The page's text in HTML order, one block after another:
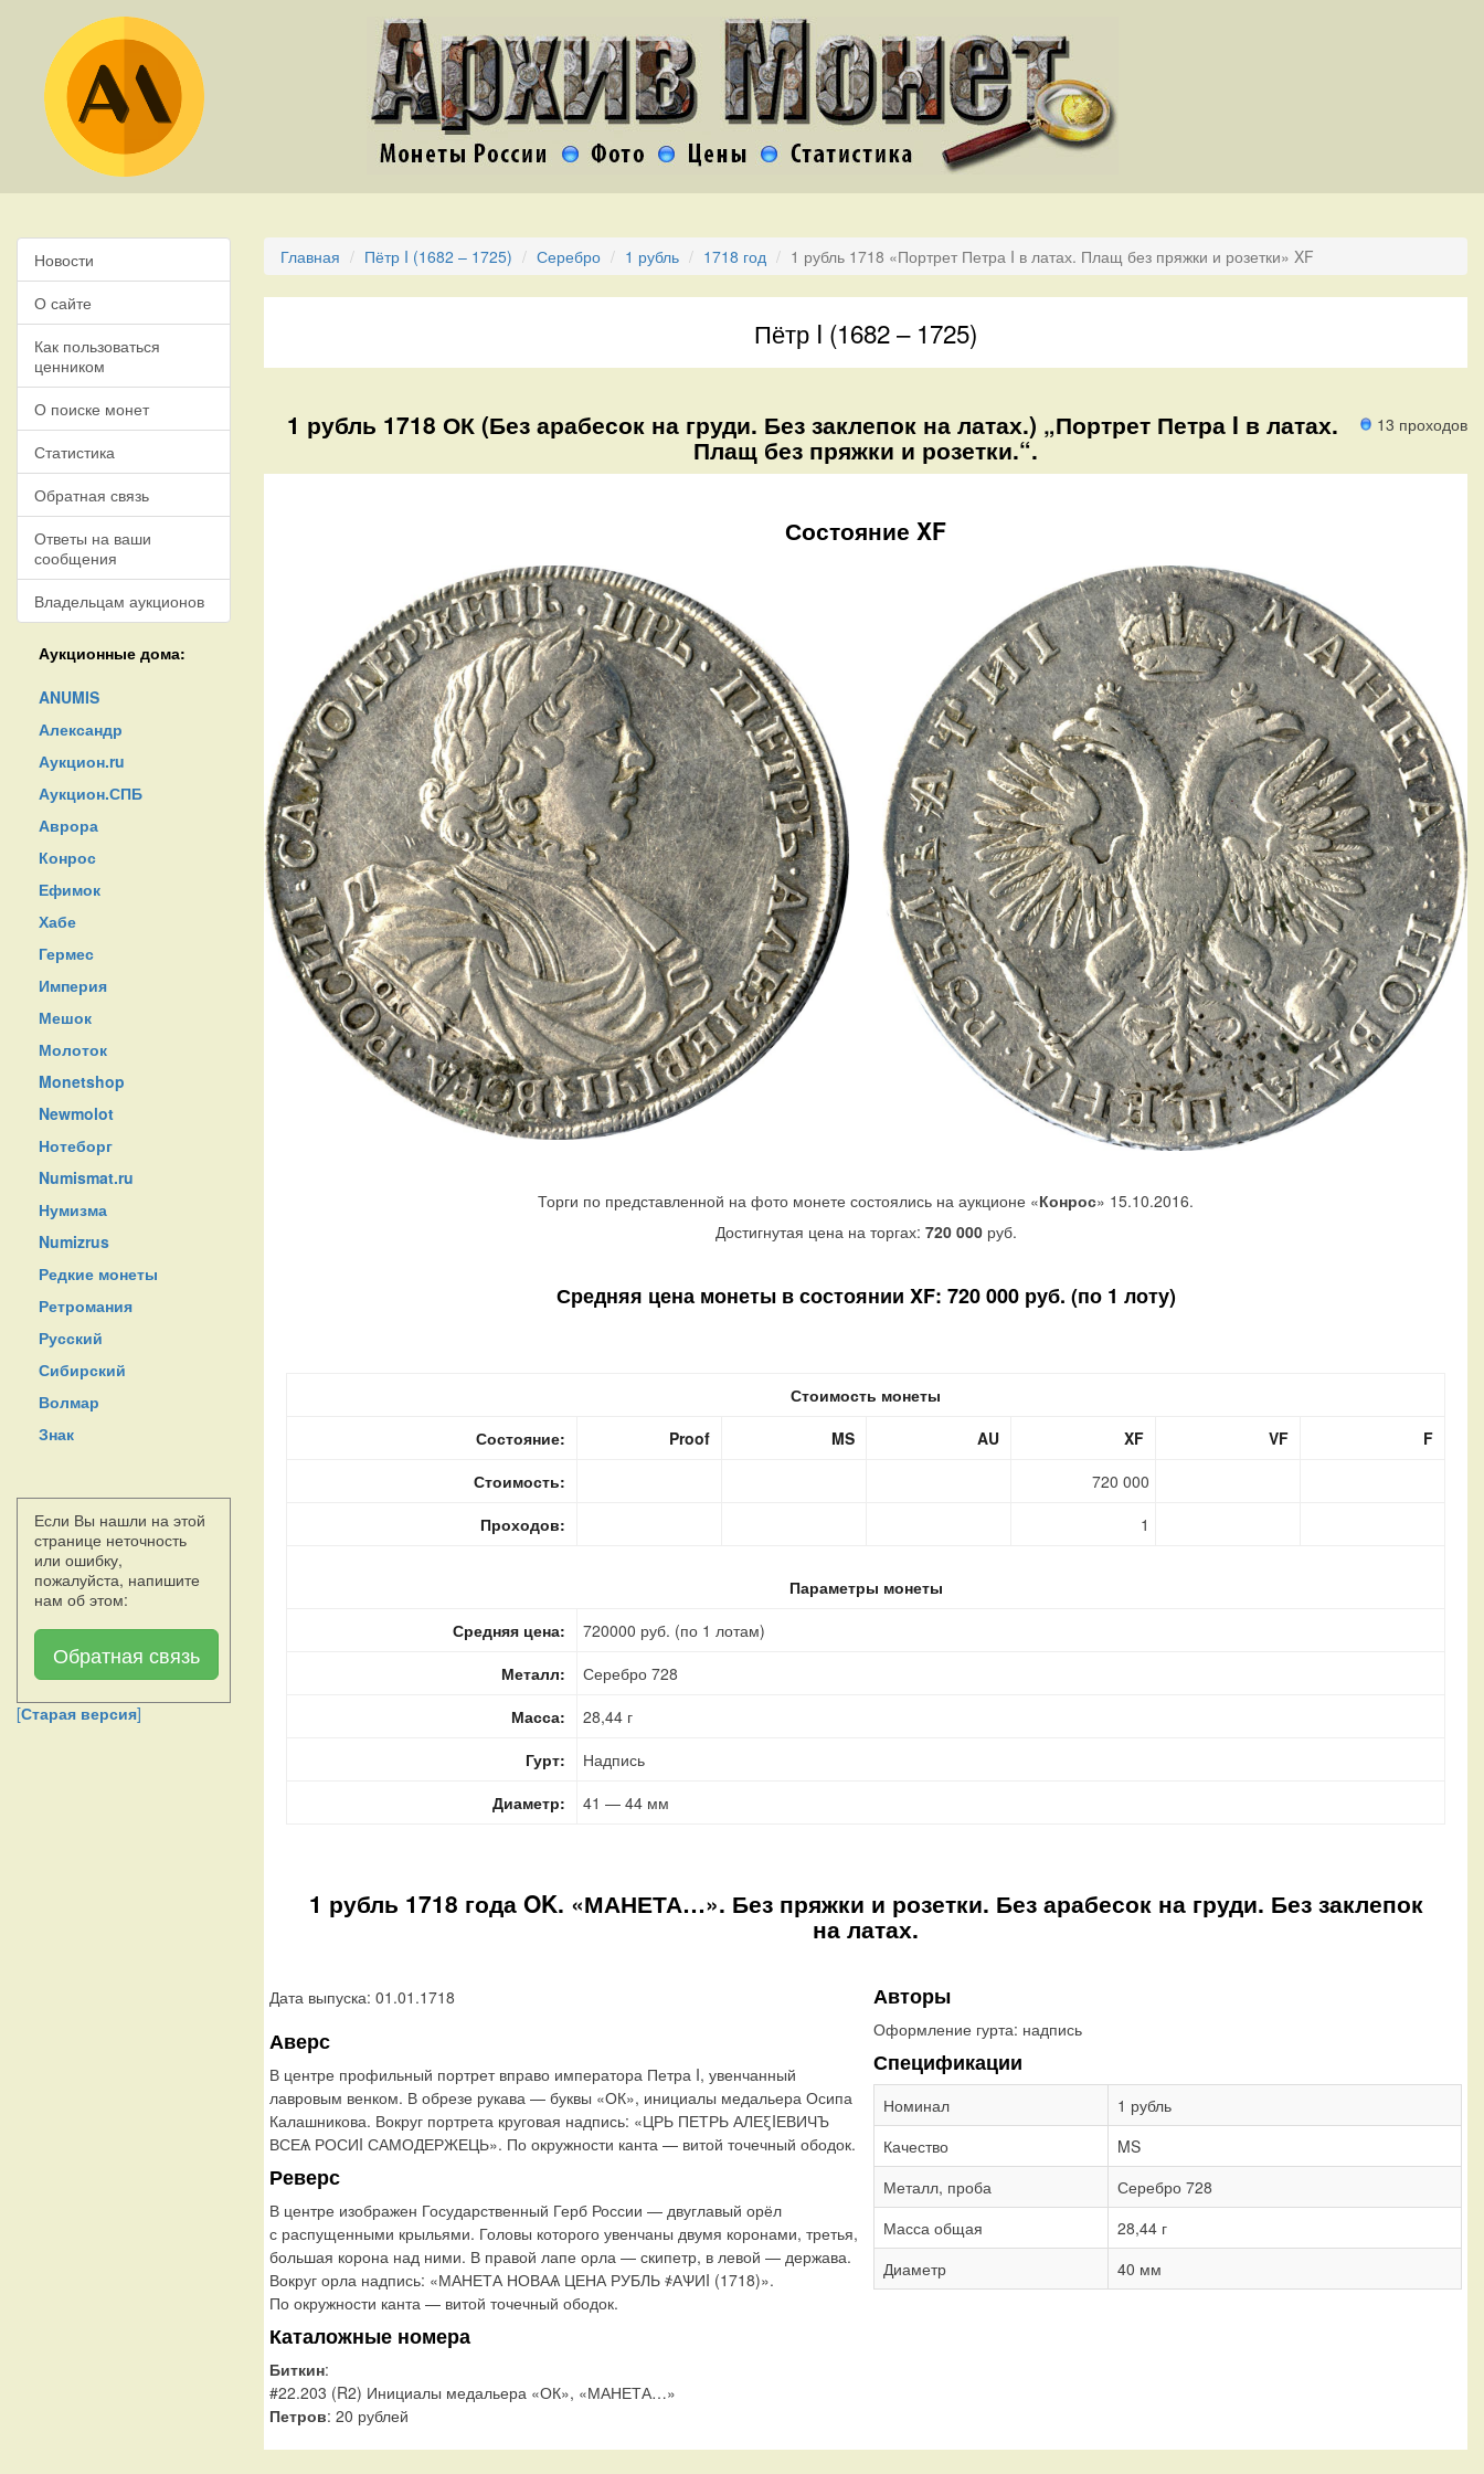
Новости
О сайте
Как пользоваться
ценником
О поиске монет
Статистика
Обратная связь
Ответы на ваши
сообщения
Владельцам аукционов
Аукционные дома:
ANUMIS
Александр
Аукцион.ru
Аукцион.СПБ
Аврора
Конрос
Ефимок
Хабе
Гермес
Империя
Мешок
Молоток
Monetshop
Newmolot
Нотеборг
Numismat.ru
Нумизма
Numizrus
Редкие монеты
Ретромания
Русский
Сибирский
Волмар
Знак
Если Вы нашли на этой
странице неточность
или ошибку,
пожалуйста, напишите
нам об этом:
Обратная связь
[Старая версия]
Главная Пётр I (1682 – 1725) Серебро 1 рубль 1718 год 1 рубль 1718 «Портрет Петра I в латах. Плащ без пряжки и розетки» XF
Пётр I (1682 – 1725)
13 проходов
1 рубль 1718 ОК (Без арабесок на груди. Без заклепок на латах.) „Портрет Петра I в латах.
Плащ без пряжки и розетки.“.
Состояние XF
Торги по представленной на фото монете состоялись на аукционе «Конрос» 15.10.2016.
Достигнутая цена на торгах: 720 000руб.
Средняя цена монеты в состоянии XF: 720 000 руб. (по 1 лоту)
Стоимость монеты
Состояние:
Proof MS AU XF VF
F
Стоимость:
720 000
Проходов:
1
Параметры монеты
Средняя цена:
720000 руб. (по 1 лотам)
Металл:
Серебро 728
Масса:
28,44 г
Гурт:
Надпись
Диаметр:
41 — 44 мм
1 рубль 1718 года OK. «МАНЕТА…». Без пряжки и розетки. Без арабесок на груди. Без заклепок
на латах.
Дата выпуска: 01.01.1718
Аверс
В центре профильный портрет вправо императора Петра I, увенчанный
лавровым венком. В обрезе рукава — буквы «ОК», инициалы медальера Осипа
Калашникова. Вокруг портрета круговая надпись: «ЦРЬ ПЕТРЬ АЛЕξIЕВИЧЪ
ВСЕѦ РОСИI САМОДЕРЖЕЦЬ». По окружности канта — витой точечный ободок.
Реверс
В центре изображен Государственный Герб России — двуглавый орёл
с распущенными крыльями. Головы которого увенчаны двумя коронами, третья,
большая корона над ними. В правой лапе орла — скипетр, в левой — держава.
Вокруг орла надпись: «МАНЕТА НОВАѦ ЦЕНА РУБЛЬ ҂АѰИI (1718)».
По окружности канта — витой точечный ободок.
Каталожные номера
Биткин:
#22.203 (R2) Инициалы медальера «ОК», «МАНЕТА…»
Петров: 20 рублей
Авторы
Оформление гурта: надпись
Спецификации
Номинал
1 рубль
Качество
MS
Металл, проба
Серебро 728
Масса общая
28,44 г
Диаметр
40 мм